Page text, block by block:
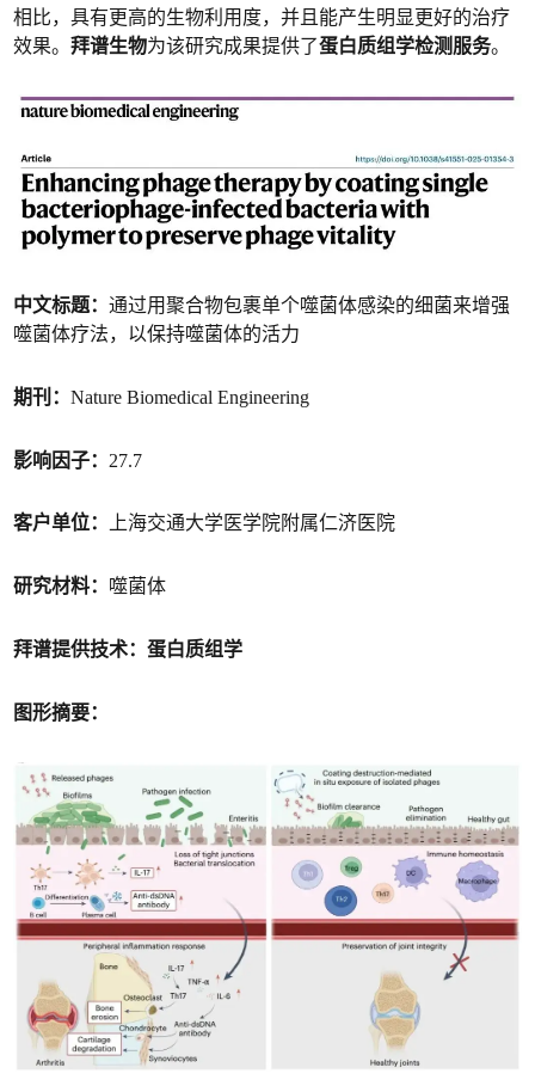
相比，具有更高的生物利用度，并且能产生明显更好的治疗
效果。拜谱生物为该研究成果提供了蛋白质组学检测服务。
中文标题：通过用聚合物包裹单个噬菌体感染的细菌来增强
噬菌体疗法，以保持噬菌体的活力
期刊：Nature Biomedical Engineering
影响因子： 27.7
客户单位： 上海交通大学医学院附属仁济医院
研究材料： 噬菌体
拜谱提供技术：蛋白质组学
图形摘要：